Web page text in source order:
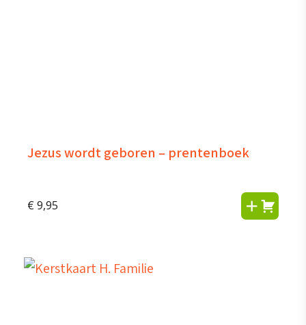
Jezus wordt geboren – prentenboek
€ 9,95